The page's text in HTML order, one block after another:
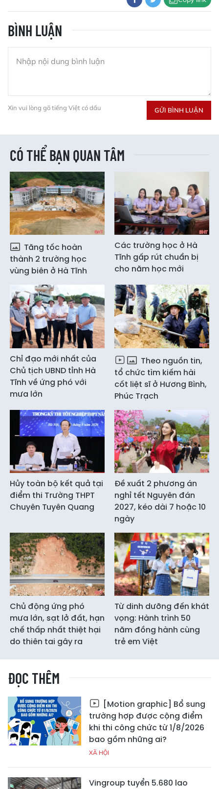
BÌNH LUẬN
Xin vui lòng gõ tiếng Việt có dấu GỬI BÌNH LUẬN
CÓ THỂ BẠN QUAN TÂM
Tăng tốc hoàn
thành 2 trường học
vùng biên ở Hà Tĩnh
Các trường học ở Hà
Tĩnh gấp rút chuẩn bị
cho năm học mới
Chỉ đạo mới nhất của
Chủ tịch UBND tỉnh Hà
Tĩnh về ứng phó với
mưa lớn
Theo nguồn tin,
tổ chức tìm kiếm hài
cốt liệt sĩ ở Hương Bình,
Phúc Trạch
Hủy toàn bộ kết quả tại
điểm thi Trường THPT
Chuyên Tuyên Quang
Đề xuất 2 phương án
nghỉ tết Nguyên đán
2027, kéo dài 7 hoặc 10
ngày
Chủ động ứng phó
mưa lớn, sạt lở đất, hạn
chế thấp nhất thiệt hại
do thiên tai gây ra
Từ dinh dưỡng đến khát
vọng: Hành trình 50
năm đồng hành cùng
trẻ em Việt
ĐỌC THÊM
[Motion graphic] Bổ sung
trường hợp được cộng điểm
khi thi công chức từ 1/8/2026
bao gồm những ai?
XÃ HỘI
Vingroup tuyển 5.680 lao